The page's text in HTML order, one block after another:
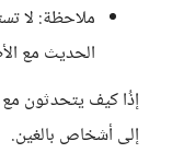
ملاحظة: لا
الحديث مع
إذُا كيف يتحدثون
إلى أشخاص بالغين.